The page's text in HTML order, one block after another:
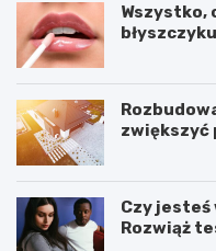
Wszystko,
zwiększyć
Czy jesteś
Rozwiąż